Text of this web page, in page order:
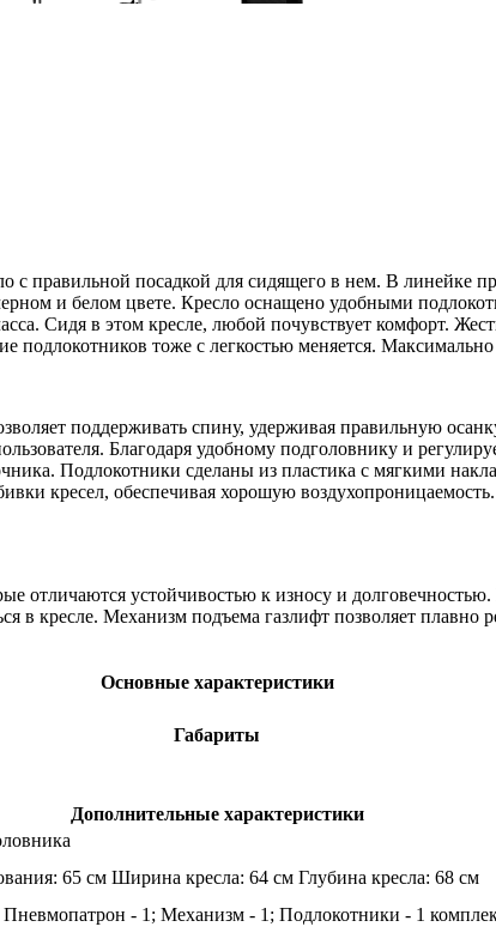
с правильной посадкой для сидящего в нем. В линейке
и белом цвете. Кресло оснащено удобными
Сидя в этом кресле, любой почувствует комфорт.
тоже с легкостью меняется.
поддерживать спину, удерживая правильную
Благодаря удобному подголовнику и
Подлокотники сделаны из пластика с мягкими
кресел, обеспечивая хорошую
отличаются устойчивостью к износу и
в кресле. Механизм подъема газлифт позволяет плавно
Основные характеристики
Габариты
Дополнительные характеристики
65 см Ширина кресла: 64 см Глубина кресла: 68 см
- 1; Механизм - 1; Подлокотники - 1